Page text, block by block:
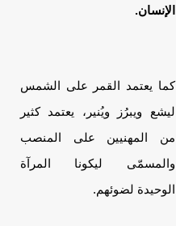
الإنسان.
كما يعتمد القمر على الشمس
ليشع ويبرُز ويُنير، يعتمد كثير
من المهنيين على المنصب
والمسمّى ليكونا المرآة
الوحيدة لضوئهم.